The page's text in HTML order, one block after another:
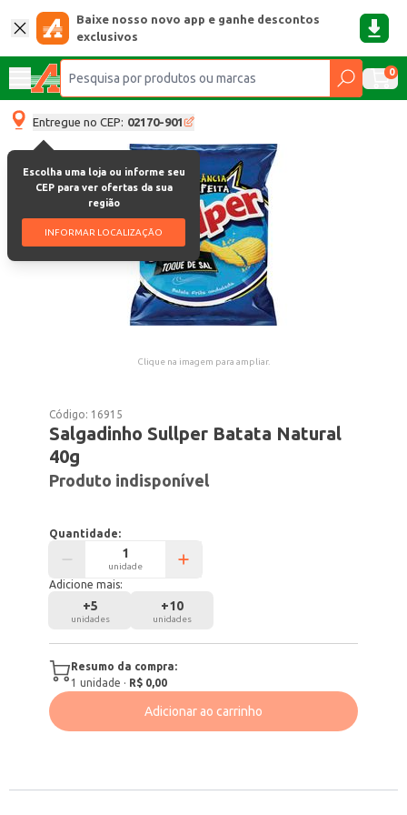
Baixe nosso novo app e ganhe descontos
exclusivos
0
Entregue no CEP: 02170-901
Escolha uma loja ou informe seu
CEP para ver ofertas da sua
região
INFORMAR LOCALIZAÇÃO
Clique na imagem para ampliar.
Código: 16915
Salgadinho Sullper Batata Natural
40g
Produto indisponível
Quantidade:
unidade
Adicione mais:
+5
unidades
+10
unidades
Resumo da compra:
1 unidade · R$ 0,00
Adicionar ao carrinho